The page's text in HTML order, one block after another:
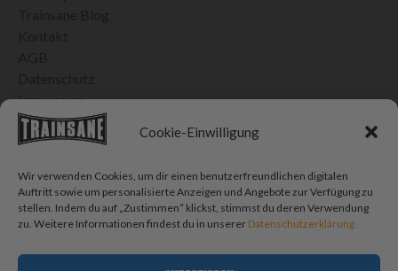
Cookie-Einwilligung
Wir verwenden Cookies, um dir einen benutzerfreundlichen digitalen
Auftritt sowie um personalisierte Anzeigen und Angebote zur Verfügung zu
stellen. Indem du auf „Zustimmen“ klickst, stimmst du deren Verwendung
zu. Weitere Informationen findest du in unserer Datenschutzerklärung .
Impressum
24H VERSAND IN DER SCHWEIZ
Bis 15h bestellt, morgen geliefert
Kostenlose Lieferung ab CHF 100.- Einkauf
CHF 10.- Porto für Bestellungen < CHF 100.-
SOCIAL MEDIA